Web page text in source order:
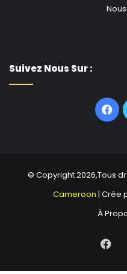
Suivez Nous Sur :
© Copyright 2026,Tous
Cameroon | Crée
À